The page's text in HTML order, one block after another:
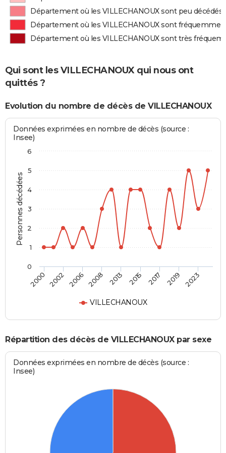
Département où les VILLECHANOUX sont peu décédés
Département où les VILLECHANOUX sont
Département où les VILLECHANOUX sont très
Qui sont les VILLECHANOUX qui nous ont
quittés ?
Evolution du nombre de décès de VILLECHANOUX
Personnes décédées
Données exprimées en nombre de décès (source :
Insee)
VILLECHANOUX
2000 2002 2006 2008 2013 2015 2017 2019 2023
0
1
2
3
4
5
6
Répartition des décès de VILLECHANOUX par sexe
Données exprimées en nombre de décès (source :
Insee)